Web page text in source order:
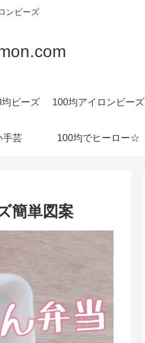
ンビーズ
ビーズ 100均アイロンビーズ
手芸 100均でヒーロー☆
簡単図案